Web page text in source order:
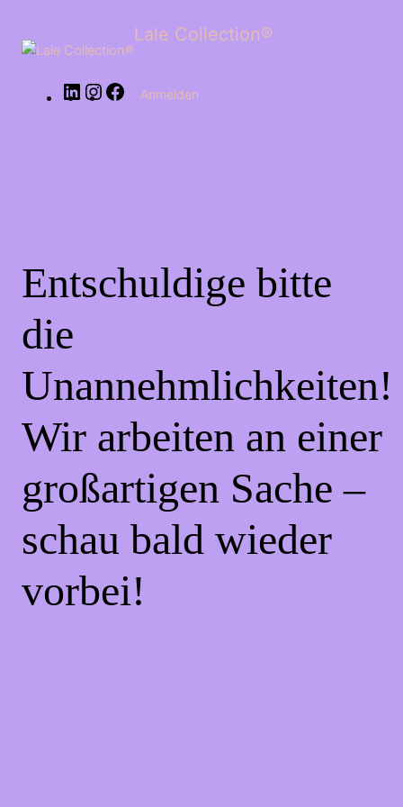
Lale Collection®
Anmelden
Entschuldige bitte
die
Unannehmlichkeiten!
Wir arbeiten an einer
großartigen Sache –
schau bald wieder
vorbei!